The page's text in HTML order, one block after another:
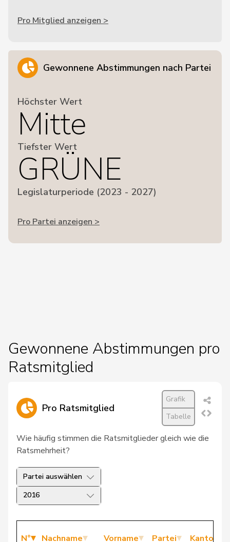
Pro Mitglied anzeigen >
Gewonnene Abstimmungen nach Partei
Höchster Wert
Mitte
Tiefster Wert
GRÜNE
Legislaturperiode (2023 - 2027)
Pro Partei anzeigen >
Gewonnene Abstimmungen pro
Ratsmitglied
Pro Ratsmitglied
Grafik
Tabelle
Wie häufig stimmen die Ratsmitglieder gleich wie die
Ratsmehrheit?
Partei auswählen
2016
N° Nachname Vorname Partei Kanton